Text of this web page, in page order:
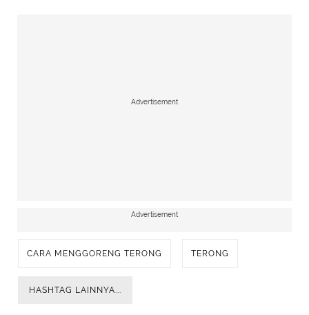
Advertisement
Advertisement
CARA MENGGORENG TERONG TERONG
HASHTAG LAINNYA...